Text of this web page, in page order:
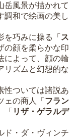
岳風景が描かれて
調和で絵画の美し
を巧みに操る「 ス
の顔を柔らかな印
によって、顔の輪
リズムと幻想的な
性ついては諸説あ
ェの商人「 フラン
「 リザ・ゲラルデ
ド・ダ・ヴィンチ